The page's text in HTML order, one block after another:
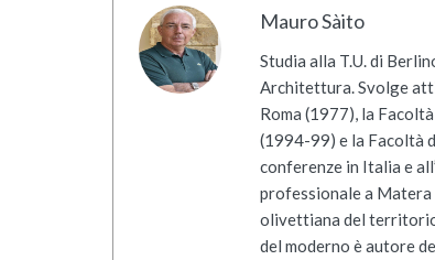
Mauro Sàito
Studia alla T.U. di
Architettura. Svolge
Roma (1977), la
(1994-99) e la Facoltà
conferenze in Italia e
professionale a
olivettiana del
del moderno è autore